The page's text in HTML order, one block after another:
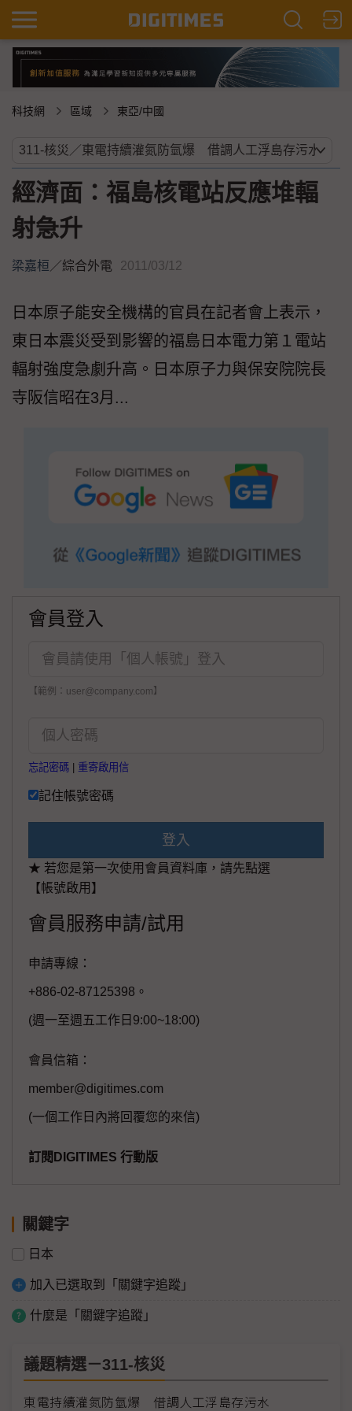
科技網 區域 東亞/中國
經濟面：福島核電站反應堆輻
射急升
梁嘉桓 ／綜合外電 2011/03/12
日本原子能安全機構的官員在記者會上表示，
東日本震災受到影響的福島日本電力第１電站
輻射強度急劇升高。日本原子力與保安院院長
寺阪信昭在3月...
會員登入
【範例：user@company.com】
忘記密碼 重寄啟用信
記住帳號密碼
登入
★ 若您是第一次使用會員資料庫，請先點選
【帳號啟用】
會員服務申請/試用
申請專線：
+886-02-87125398。
(週一至週五工作日9:00~18:00)
會員信箱：
member@digitimes.com
(一個工作日內將回覆您的來信)
訂閱DIGITIMES 行動版
關鍵字
日本
加入已選取到「關鍵字追蹤」
什麼是「關鍵字追蹤」
議題精選－311-核災
東電持續灌氮防氫爆 借調人工浮島存污水